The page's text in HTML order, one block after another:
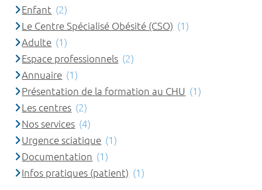
Enfant (2)
Le Centre Spécialisé Obésité (CSO) (1)
Adulte (1)
Espace professionnels (2)
Annuaire (1)
Présentation de la formation au CHU (1)
Les centres (2)
Nos services (4)
Urgence sciatique (1)
Documentation (1)
Infos pratiques (patient) (1)